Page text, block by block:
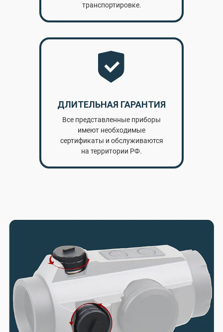
транспортировке.
ДЛИТЕЛЬНАЯ ГАРАНТИЯ
Все представленные приборы
имеют необходимые
сертификаты и обслуживаются
на территории РФ.